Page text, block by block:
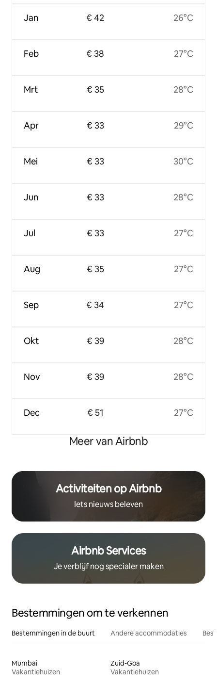
Jan
Feb
Mrt
Apr
Mei
Jun
Jul
Aug
Sep
Okt
Nov
Dec
€ 42
€ 38
€ 35
€ 33
€ 33
€ 33
€ 33
€ 35
€ 34
€ 39
€ 39
€ 51
26°C
27°C
28°C
29°C
30°C
28°C
27°C
27°C
27°C
28°C
28°C
27°C
Meer van Airbnb
Activiteiten op Airbnb
Iets nieuws beleven
Airbnb Services
Je verblijf nog specialer maken
Bestemmingen om te verkennen
Bestemmingen in de buurt Andere accommodaties
Mumbai
Vakantiehuizen
Zuid-Goa
Vakantiehuizen